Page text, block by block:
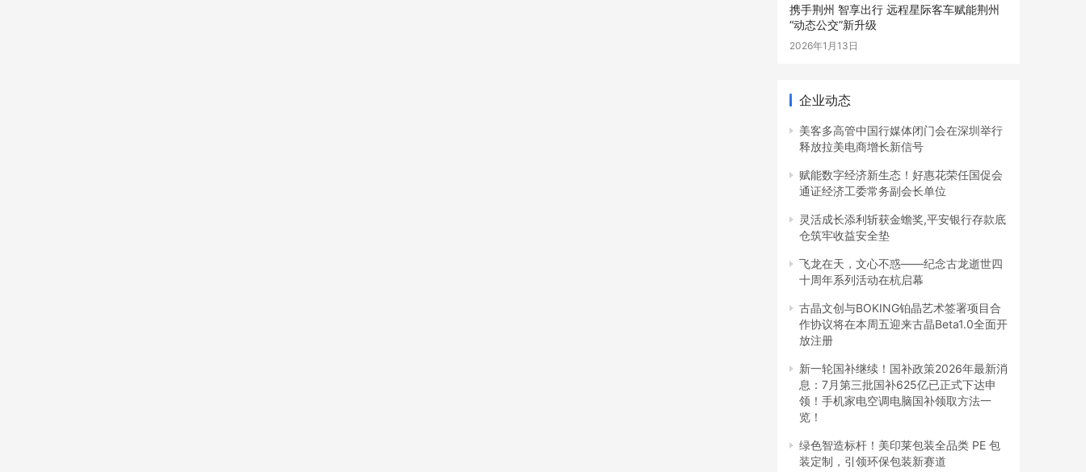
携手荆州 智享出行 远程星际客车赋能荆州
“动态公交”新升级
2026年1月13日
企业动态
美客多高管中国行媒体闭门会在深圳举行
释放拉美电商增长新信号
赋能数字经济新生态！好惠花荣任国促会
通证经济工委常务副会长单位
灵活成长添利斩获金蟾奖,平安银行存款底
仓筑牢收益安全垫
飞龙在天，文心不惑——纪念古龙逝世四
十周年系列活动在杭启幕
古晶文创与BOKING铂晶艺术签署项目合
作协议将在本周五迎来古晶Beta1.0全面开
放注册
新一轮国补继续！国补政策2026年最新消
息：7月第三批国补625亿已正式下达申
领！手机家电空调电脑国补领取方法一
览！
绿色智造标杆！美印莱包装全品类 PE 包
装定制，引领环保包装新赛道